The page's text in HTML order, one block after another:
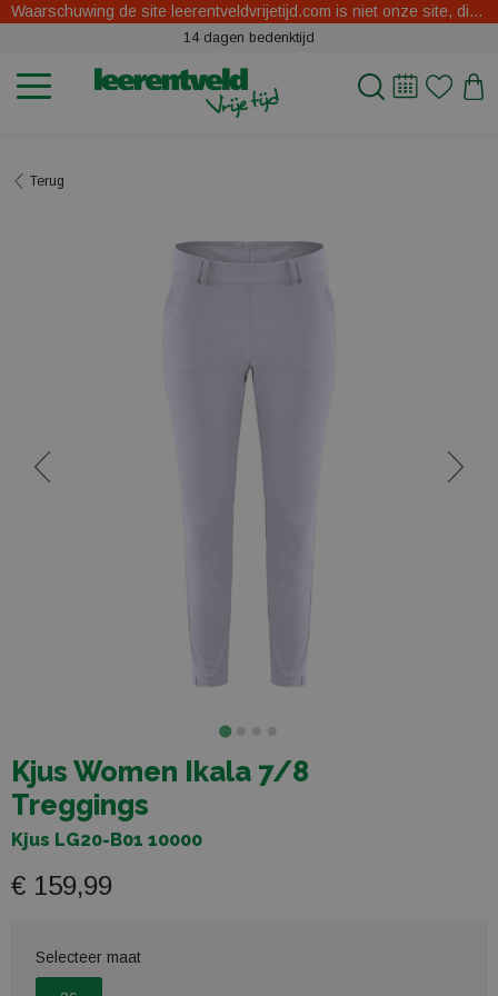
Waarschuwing de site leerentveldvrijetijd.com is niet onze site, dit zijn oplichters.
14 dagen bedenktijd
Terug
Kjus Women Ikala 7/8
Treggings
Kjus LG20-B01 10000
€ 159,99
Selecteer maat